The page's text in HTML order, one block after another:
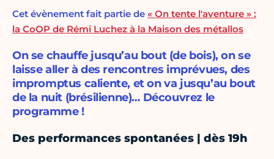
Cet évènement fait partie de « On tente l'aventure » :
la CoOP de Rémi Luchez à la Maison des métallos
On se chauffe jusqu’au bout (de bois), on se
laisse aller à des rencontres imprévues, des
impromptus caliente, et on va jusqu’au bout
de la nuit (brésilienne)… Découvrez le
programme !
Des performances spontanées | dès 19h